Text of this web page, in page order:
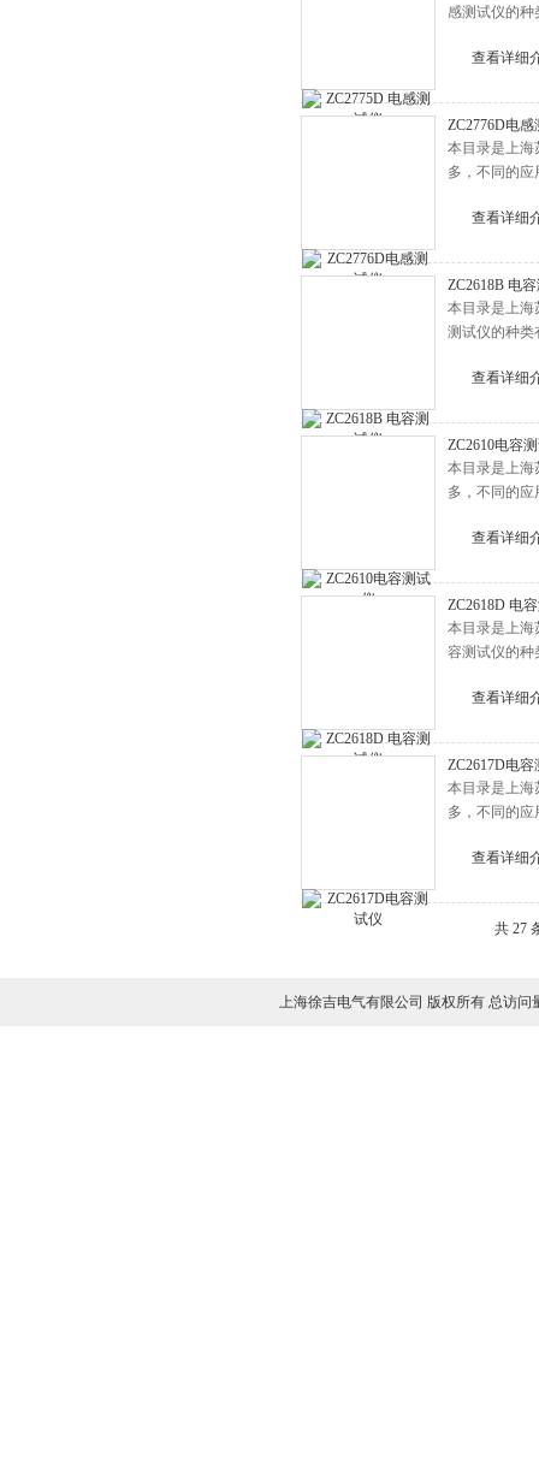
感测试仪的种
查看详细
ZC2776D电感
本目录是上海
多，不同的
查看详细
ZC2618B 电
本目录是上海
测试仪的种类
查看详细
ZC2610电容
本目录是上海
多，不同的
查看详细
ZC2618D 电
本目录是上海
容测试仪的种
查看详细
ZC2617D电容
本目录是上海
多，不同的
查看详细
共 27
上海徐吉电气有限公司 版权所有 总访问